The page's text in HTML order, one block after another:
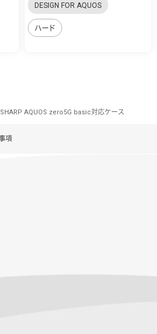
DESIGN FOR AQUOS
ハード
SHARP AQUOS zero5G basic対応ケース
項